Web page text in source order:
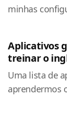
minhas
Aplicativos
treinar o
Uma lista de
aprendermos